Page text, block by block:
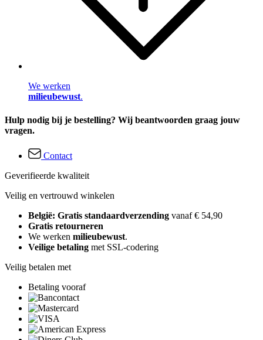
We werken
milieubewust.
Hulp nodig bij je bestelling? Wij beantwoorden graag jouw
vragen.
Contact
Geverifieerde kwaliteit
Veilig en vertrouwd winkelen
België: Gratis standaardverzending vanaf € 54,90
Gratis retourneren
We werken milieubewust.
Veilige betaling met SSL-codering
Veilig betalen met
Betaling vooraf